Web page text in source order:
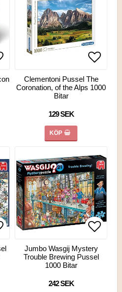
till i favoritlistan
till i favoritlistanLägg
Lägg
Clementoni Pussel The
Coronation, of the Alps 1000
Bitar
129 SEK
KÖP
till i favoritlistanLägg
Lägg
Jumbo Wasgij Mystery
Trouble Brewing Pussel
1000 Bitar
242 SEK